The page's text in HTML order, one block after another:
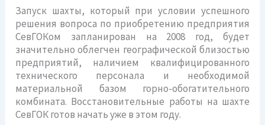
Запуск шахты, который при условии успешного
решения вопроса по приобретению предприятия
СевГОКом запланирован на 2008 год, будет
значительно облегчен географической близостью
предприятий, наличием квалифицированного
технического персонала и необходимой
материальной базом горно-обогатительного
комбината. Восстановительные работы на шахте
СевГОК готов начать уже в этом году.